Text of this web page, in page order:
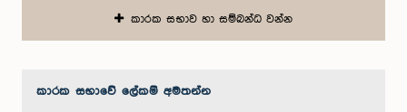
කාරක සභාව හා සම්බන්ධ වන්න
කාරක සභා‌වේ ලේකම් අමතන්න